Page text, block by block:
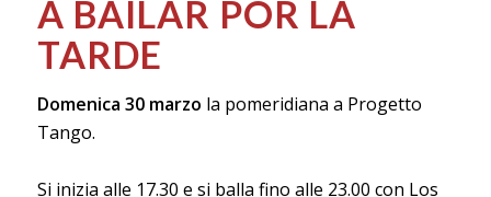
A BAILAR POR LA
TARDE
Domenica 30 marzo la pomeridiana a Progetto
Tango.
Si inizia alle 17.30 e si balla fino alle 23.00 con Los